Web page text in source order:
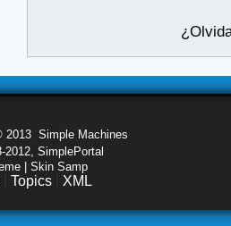
2013 Simple Machines
SimplePortal
| Skin Samp
Topics XML